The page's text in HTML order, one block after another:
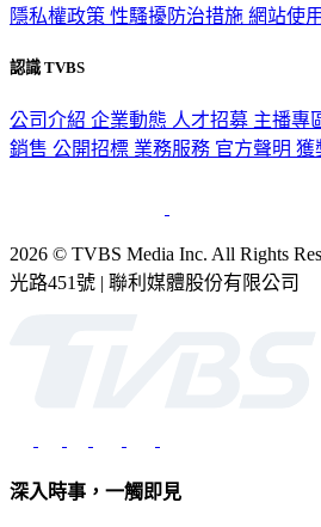
隱私權政策 性騷擾防治措施 網站使
認識 TVBS
公司介紹 企業動態 人才招募 主播專
銷售 公開招標 業務服務 官方聲明 獲
2026 © TVBS Media Inc. All Rights
光路451號 | 聯利媒體股份有限公司
深入時事，一觸即見